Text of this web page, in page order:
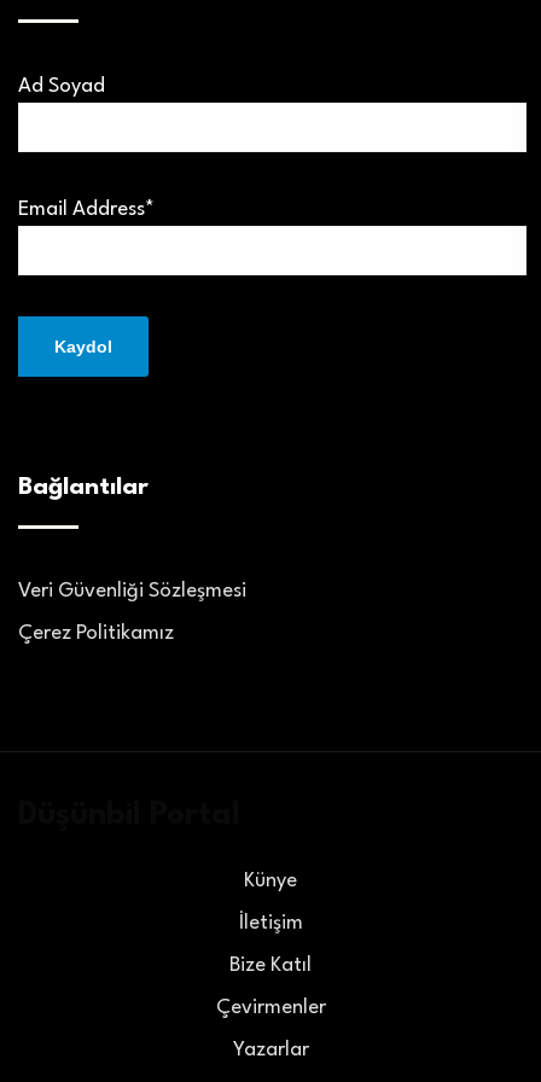
Ad Soyad
Email Address*
Bağlantılar
Veri Güvenliği Sözleşmesi
Çerez Politikamız
Künye
İletişim
Bize Katıl
Çevirmenler
Yazarlar